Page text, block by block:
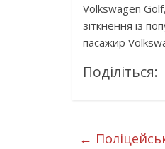
Volkswagen
зіткнення із
пасажир
Поділіться:
←